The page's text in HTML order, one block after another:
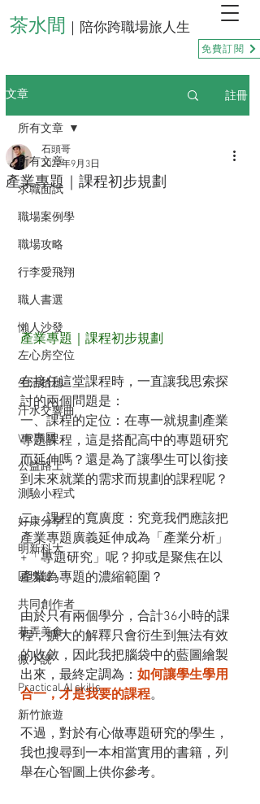
茶水間 ｜陪你跨職場旅人生
免費訂閱
文章 註冊
所有文章
求職面試
職場案例學
職場攻略
行李愛飛翔
職人書選
懶人沙發
左心房空位
生活拾穗
汗水交響曲
VIP專屬
公益路上
測驗小程式
好康分享
明新科大
區塊鏈
共同創作者
巷弄美食
微小說
Practical AI skills
新竹旅遊
所有文章
產業專題｜課程初步規劃
石頭哥
2022年9月3日
產業專題｜課程初步規劃
在接任這堂課程時，一直讓我思索探
討的兩個問題是：
一、課程的定位：在專一就規劃產業
專題課程，這是搭配高中的專題研究
而延伸嗎？還是為了讓學生可以銜接
到未來就業的需求而規劃的課程呢？
二、課程的寬廣度：究竟我們應該把
產業專題廣義延伸成為「產業分析」
+「專題研究」呢？抑或是聚焦在以
產業為專題的濃縮範圍？
由於只有兩個學分，合計36小時的課
程，擴大的解釋只會衍生到無法有效
的收斂，因此我把腦袋中的藍圖繪製
出來，最終定調為： 如何讓學生學用
合一，才是我要的課程。
不過，對於有心做專題研究的學生，
我也搜尋到一本相當實用的書籍，列
舉在心智圖上供你參考。